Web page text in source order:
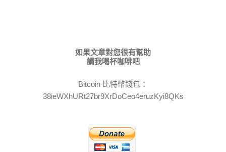
如果文章對您很有幫助
請我喝杯咖啡吧
Bitcoin 比特幣錢包：
38ieWXhURt27br9XrDoCeo4eruzKyi8QKs